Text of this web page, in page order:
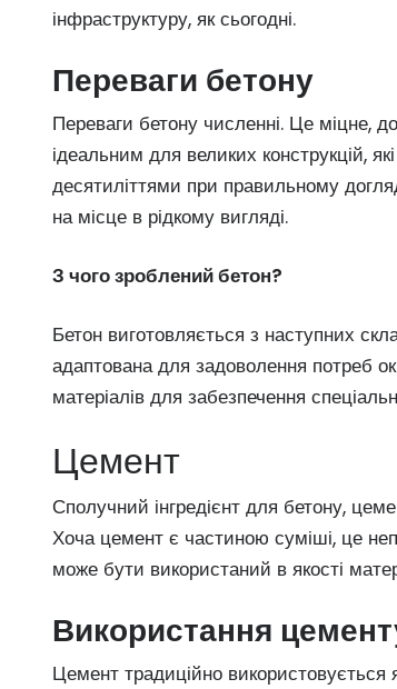
інфраструктуру, як сьогодні.
Переваги бетону
Переваги бетону численні. Це міцне,
ідеальним для великих конструкцій,
десятиліттями при правильному
на місце в рідкому вигляді.
З чого зроблений бетон?
Бетон виготовляється з наступних
адаптована для задоволення потреб
матеріалів для забезпечення
Цемент
Сполучний інгредієнт для бетону,
Хоча цемент є частиною суміші, це
може бути використаний в якості
Використання
Цемент традиційно використовується